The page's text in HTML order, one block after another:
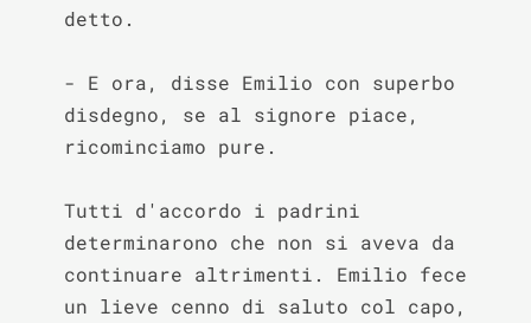
detto.
- E ora, disse Emilio con superbo
disdegno, se al signore piace,
ricominciamo pure.
Tutti d'accordo i padrini
determinarono che non si aveva da
continuare altrimenti. Emilio fece
un lieve cenno di saluto col capo,